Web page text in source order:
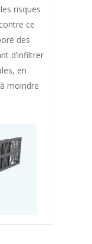
risques
ce
des
d’infiltrer
en
moindre